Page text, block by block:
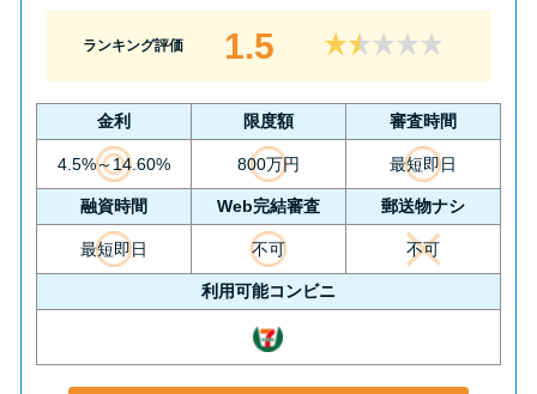
ランキング評価 1.5
金利 限度額 審査時間
4.5%～14.60% 800万円 最短即日
融資時間 Web完結審査 郵送物ナシ
最短即日 不可 不可
利用可能コンビニ